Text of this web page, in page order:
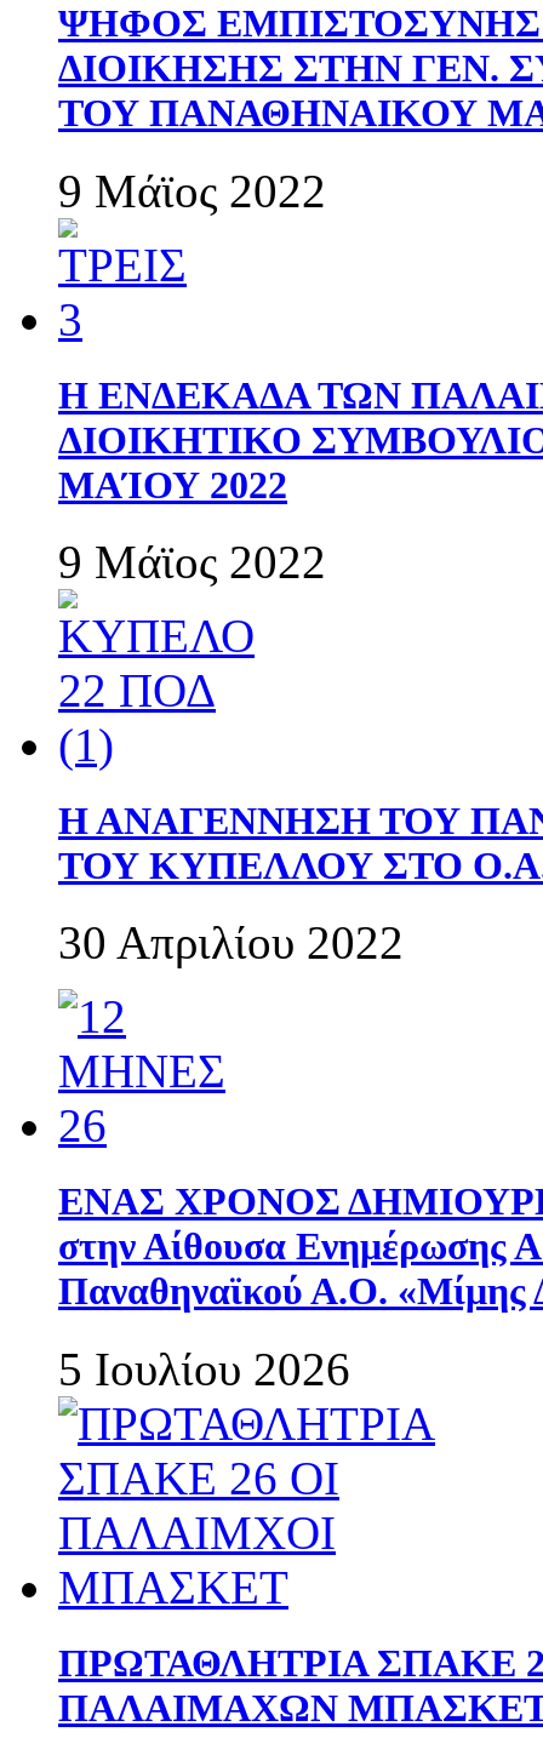
ΨΗΦΟΣ
ΔΙΟΙΚΗΣΗΣ ΣΤΗΝ ΓΕΝ.
ΤΟΥ ΠΑΝΑΘΗΝΑΙΚΟΥ
9 Μάϊος 2022
Η ΕΝΔΕΚΑΔΑ ΤΩΝ
ΔΙΟΙΚΗΤΙΚΟ
ΜΑΊΟΥ 2022
9 Μάϊος 2022
Η ΑΝΑΓΕΝΝΗΣΗ ΤΟΥ
ΤΟΥ ΚΥΠΕΛΛΟΥ ΣΤΟ
30 Απριλίου 2022
ΕΝΑΣ ΧΡΟΝΟΣ
στην Αίθουσα Ενημέρωσης
Παναθηναϊκού Α.Ο. «Μίμης
5 Ιουλίου 2026
ΠΡΩΤΑΘΛΗΤΡΙΑ ΣΠΑΚΕ
ΠΑΛΑΙΜΑΧΩΝ